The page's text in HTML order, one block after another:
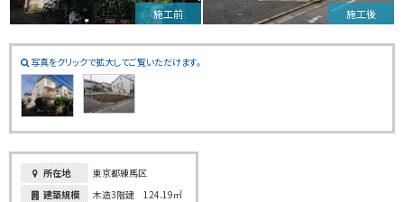
施工前 施工後
写真をクリックで拡大してご覧いただけます。
所在地
東京都練馬区
建築規模
木造3階建 124.19㎡